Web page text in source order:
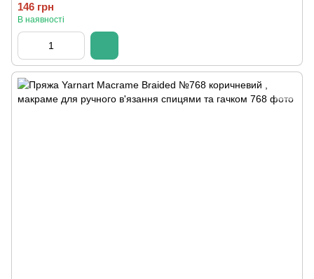
146 грн
В наявності